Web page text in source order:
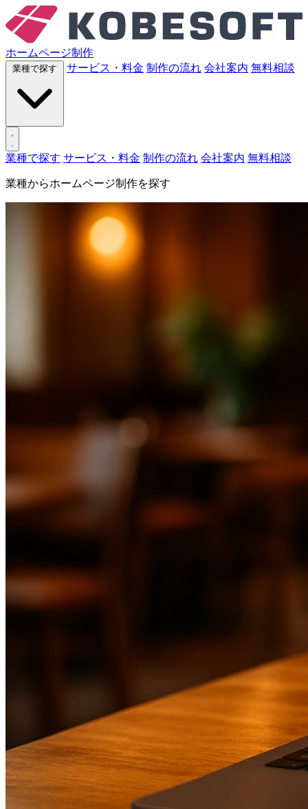
ホームページ制作
サービス・料金 制作の流れ 会社案内 無料相談
業種で探す サービス・料金 制作の流れ 会社案内 無料相談
業種からホームページ制作を探す